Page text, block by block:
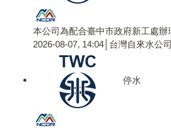
本公司為配合臺中市政府新工處辦
2026-08-07, 14:04│台灣自來水公司
停水